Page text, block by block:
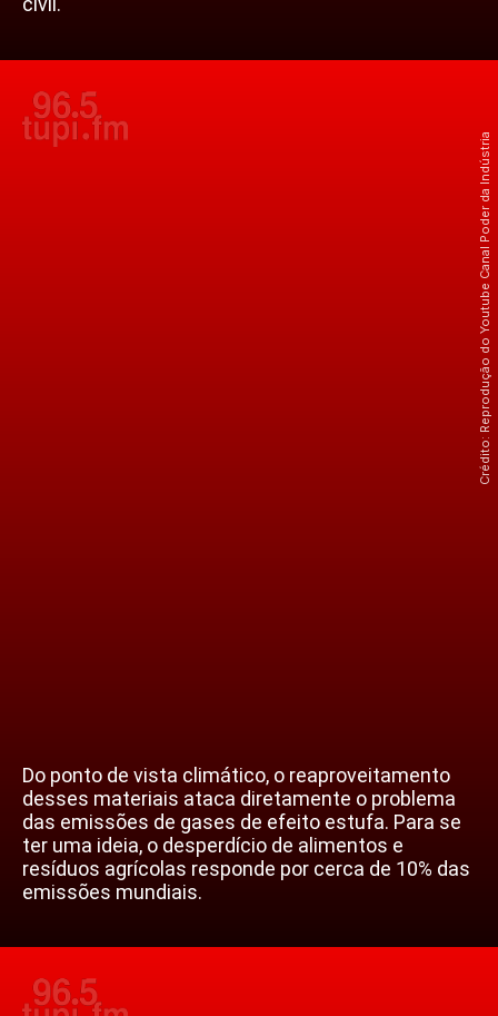
Do ponto de vista climático, o reaproveitamento
desses materiais ataca diretamente o problema
das emissões de gases de efeito estufa. Para se
ter uma ideia, o desperdício de alimentos e
resíduos agrícolas responde por cerca de 10% das
emissões mundiais.
Crédito: Reprodução do Youtube Canal Poder da Indústria